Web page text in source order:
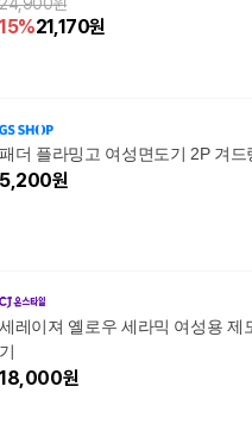
15%21,170원
패더 플라밍고 여성면도기 2P 겨드
5,200원
세레이져 옐로우 세라믹 여성용 제
기
18,000원